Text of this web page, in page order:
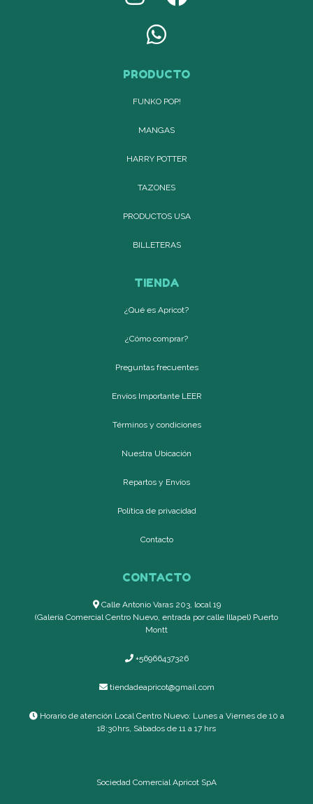
PRODUCTO
FUNKO POP!
MANGAS
HARRY POTTER
TAZONES
PRODUCTOS USA
BILLETERAS
TIENDA
¿Qué es Apricot?
¿Cómo comprar?
Preguntas frecuentes
Envíos Importante LEER
Términos y condiciones
Nuestra Ubicación
Repartos y Envíos
Política de privacidad
Contacto
CONTACTO
Calle Antonio Varas 203, local 19
(Galería Comercial Centro Nuevo, entrada por calle Illapel) Puerto
Montt
+56966437326
tiendadeapricot@gmail.com
Horario de atención Local Centro Nuevo: Lunes a Viernes de 10 a
18:30hrs, Sábados de 11 a 17 hrs
Sociedad Comercial Apricot SpA